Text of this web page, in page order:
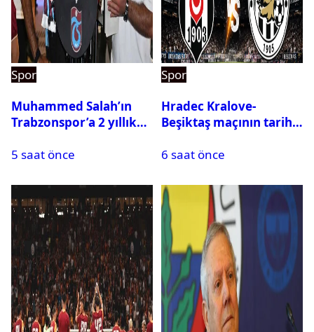
Spor
Muhammed Salah’ın
Trabzonspor’a 2 yıllık
5 saat önce
Spor
Hradec Kralove-
Beşiktaş maçının tarihi
6 saat önce